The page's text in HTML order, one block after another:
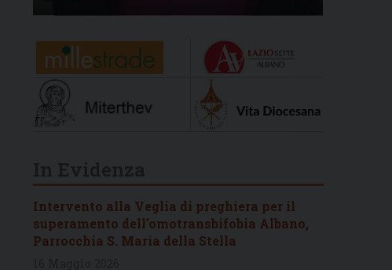
Intervento alla Veglia di preghiera per il
superamento dell’omotransbifobia Albano,
Parrocchia S. Maria della Stella